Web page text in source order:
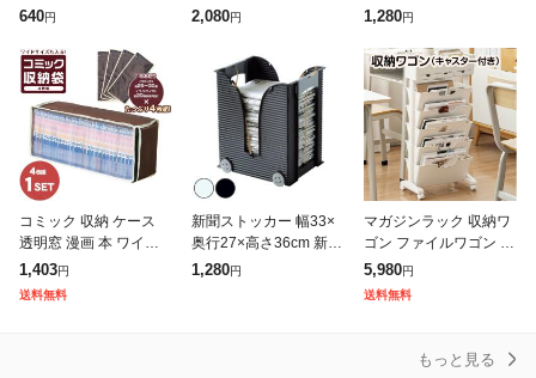
4966149540110 収納
640円
ア MX-23 | 仕分け 仕切
整理 透明 おしゃれ デ
2,080円
収納 新聞紙ラック キャ
トッカー ラック 古紙
1,280円
コミック 収納 ケース
透明窓 漫画 本 ワイド
サイズ コミック収納袋
4枚組 (im-8817m)[宅配
B]【送料無料】 約2
1,403円
送料無料
新聞ストッカー 幅33×
奥行27×高さ36cm 新聞
収納 新聞紙ラック キャ
1,280円
マガジンラック 収納ワ
ゴン ファイルワゴン キ
ッチンワゴン キャスタ
ー 収納棚 収納 ボック
ス ラック desk-wagon
5,980円
送料無料
もっと見る